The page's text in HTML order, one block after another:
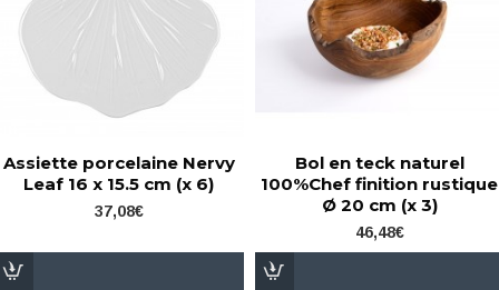
Assiette porcelaine Nervy
Leaf 16 x 15.5 cm (x 6)
37,08€
Bol en teck naturel
100%Chef finition rustique
Ø 20 cm (x 3)
46,48€